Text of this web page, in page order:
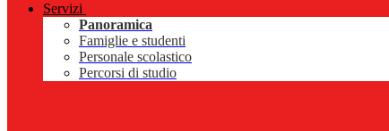
Servizi
Panoramica
Famiglie e studenti
Personale scolastico
Percorsi di studio